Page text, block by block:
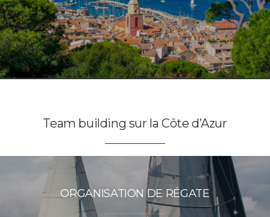
Team building sur la Côte d’Azur
ORGANISATION DE RÉGATE